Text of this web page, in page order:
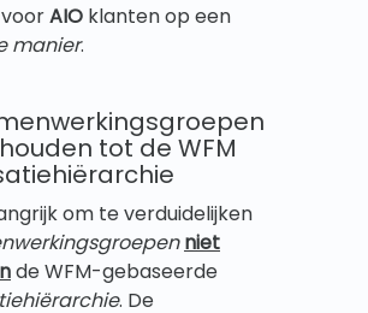
AIO klanten op een
manier.
tot de WFM
om te verduidelijken
niet
de WFM-gebaseerde
. De